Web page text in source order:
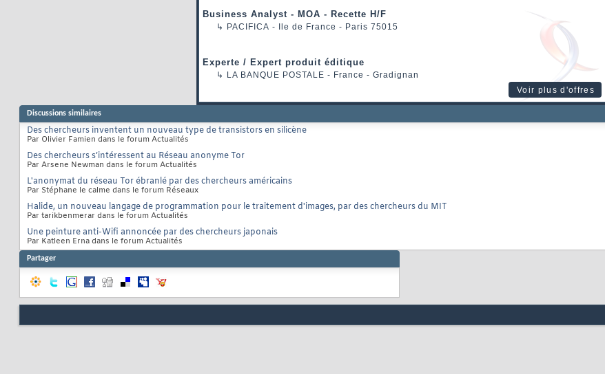
Business Analyst - MOA - Recette H/F
↳ PACIFICA - Ile de France - Paris 75015
Experte / Expert produit éditique
↳ LA BANQUE POSTALE - France - Gradignan
Voir plus d'offres
Discussions similaires
Des chercheurs inventent un nouveau type de transistors en silicène
Par Olivier Famien dans le forum Actualités
Des chercheurs s’intéressent au Réseau anonyme Tor
Par Arsene Newman dans le forum Actualités
L'anonymat du réseau Tor ébranlé par des chercheurs américains
Par Stéphane le calme dans le forum Réseaux
Halide, un nouveau langage de programmation pour le traitement d'images, par des chercheurs du MIT
Par tarikbenmerar dans le forum Actualités
Une peinture anti-Wifi annoncée par des chercheurs japonais
Par Katleen Erna dans le forum Actualités
Partager